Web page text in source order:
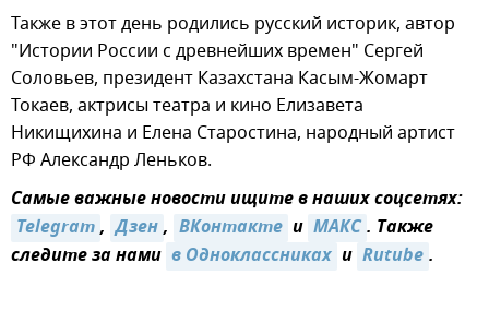
Также в этот день родились русский историк, автор
"Истории России с древнейших времен" Сергей
Соловьев, президент Казахстана Касым-Жомарт
Токаев, актрисы театра и кино Елизавета
Никищихина и Елена Старостина, народный артист
РФ Александр Леньков.
Самые важные новости ищите в наших соцсетях:
Telegram, Дзен, ВКонтакте и МАКС. Также
следите за нами в Одноклассниках и Rutube.